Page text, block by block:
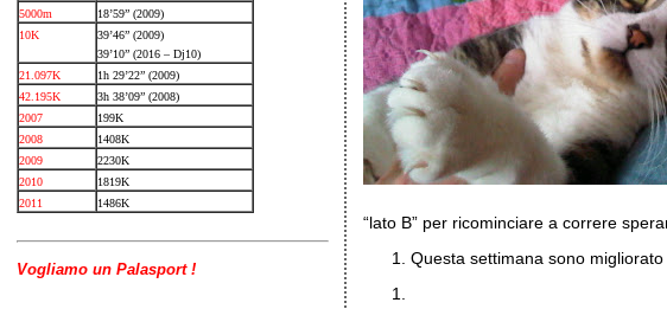
5000m
18’59” (2009)
10K
39’46” (2009)
39’10” (2016 – Dj10)
21.097K
1h 29’22” (2009)
42.195K
3h 38’09” (2008)
2007
199K
2008
1408K
2009
2230K
2010
1819K
2011
1486K
Vogliamo un Palasport !
“lato B” per ricominciare a correre
Questa settimana sono